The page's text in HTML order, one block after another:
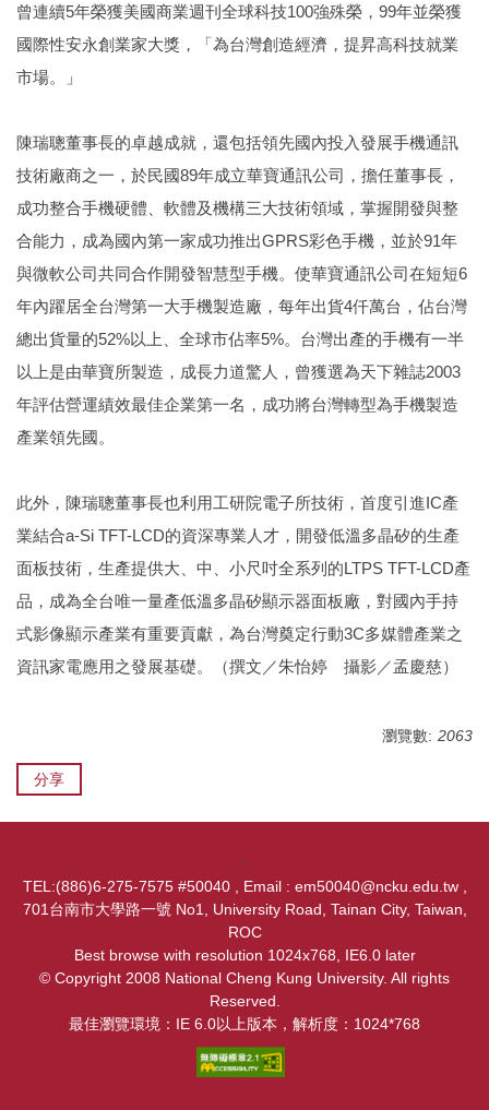
曾連續5年榮獲美國商業週刊全球科技100強殊榮，99年並榮獲
國際性安永創業家大獎，「為台灣創造經濟，提昇高科技就業
市場。」
陳瑞聰董事長的卓越成就，還包括領先國內投入發展手機通訊
技術廠商之一，於民國89年成立華寶通訊公司，擔任董事長，
成功整合手機硬體、軟體及機構三大技術領域，掌握開發與整
合能力，成為國內第一家成功推出GPRS彩色手機，並於91年
與微軟公司共同合作開發智慧型手機。使華寶通訊公司在短短6
年內躍居全台灣第一大手機製造廠，每年出貨4仟萬台，佔台灣
總出貨量的52%以上、全球市佔率5%。台灣出產的手機有一半
以上是由華寶所製造，成長力道驚人，曾獲選為天下雜誌2003
年評估營運績效最佳企業第一名，成功將台灣轉型為手機製造
產業領先國。
此外，陳瑞聰董事長也利用工研院電子所技術，首度引進IC產
業結合a-Si TFT-LCD的資深專業人才，開發低溫多晶矽的生產
面板技術，生產提供大、中、小尺吋全系列的LTPS TFT-LCD產
品，成為全台唯一量產低溫多晶矽顯示器面板廠，對國內手持
式影像顯示產業有重要貢獻，為台灣奠定行動3C多媒體產業之
資訊家電應用之發展基礎。（撰文／朱怡婷 攝影／孟慶慈）
瀏覽數: 2063
分享
:::
TEL:(886)6-275-7575 #50040 , Email : em50040@ncku.edu.tw ,
701台南市大學路一號 No1, University Road, Tainan City, Taiwan,
ROC
Best browse with resolution 1024x768, IE6.0 later
© Copyright 2008 National Cheng Kung University. All rights
Reserved.
最佳瀏覽環境：IE 6.0以上版本，解析度：1024*768